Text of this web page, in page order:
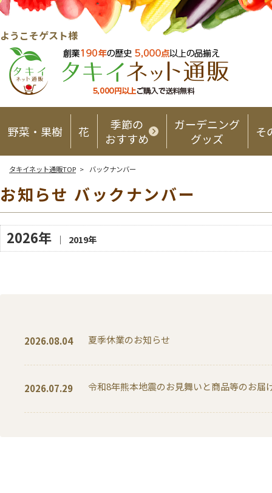
ようこそゲスト様
野菜・果樹 花
季節の
おすすめ
ガーデニング
グッズ
そ
タキイネット通販TOP > バックナンバー
お知らせ バックナンバー
2026年 ｜ 2019年
2026.08.04 夏季休業のお知らせ
2026.07.29 令和8年熊本地震のお見舞いと商品等のお届